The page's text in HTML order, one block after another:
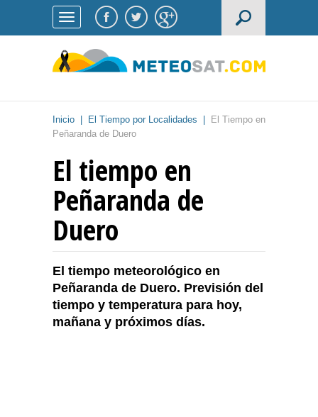
Inicio El Tiempo por Localidades
El Tiempo en
Peñaranda de Duero
El tiempo en
Peñaranda de
Duero
El tiempo meteorológico en
Peñaranda de Duero. Previsión del
tiempo y temperatura para hoy,
mañana y próximos días.